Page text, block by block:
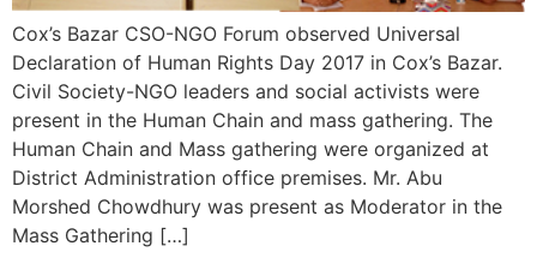
Cox’s Bazar CSO-NGO Forum observed Universal
Declaration of Human Rights Day 2017 in Cox’s Bazar.
Civil Society-NGO leaders and social activists were
present in the Human Chain and mass gathering. The
Human Chain and Mass gathering were organized at
District Administration office premises. Mr. Abu
Morshed Chowdhury was present as Moderator in the
Mass Gathering […]